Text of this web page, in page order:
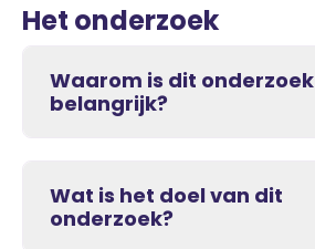
Het onderzoek
Waarom is dit onderzoek
belangrijk?
Wat is het doel van dit
onderzoek?